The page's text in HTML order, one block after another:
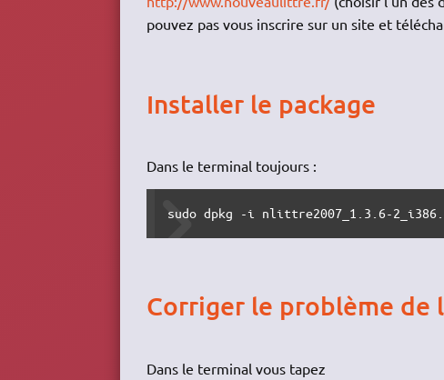
pouvez pas vous inscrire sur un site et
Installer le package
Dans le terminal toujours :
sudo dpkg -i nlittre2007_1.3.6-
Corriger le problème de
Dans le terminal vous tapez